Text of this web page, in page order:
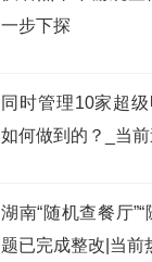
一步下探
同时管理10家超
如何做到的？_当
湖南“随机查餐厅
题已完成整改|当前